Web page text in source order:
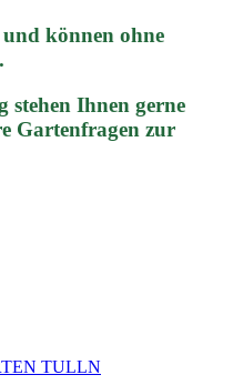
können ohne
stehen Ihnen gerne
Gartenfragen zur
TULLN